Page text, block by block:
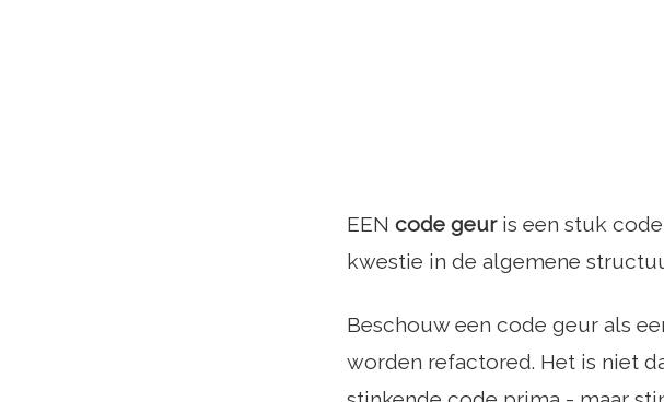
EEN code geuris een stuk
kwestie in de algemene
Beschouw een code geur als
worden refactored. Het is niet